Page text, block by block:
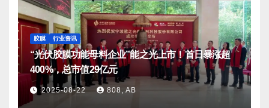
胶膜 行业资讯
“光伏胶膜功能母料企业”能之光上市！首日暴涨超
400%，总市值29亿元
2025-08-22 808, AB